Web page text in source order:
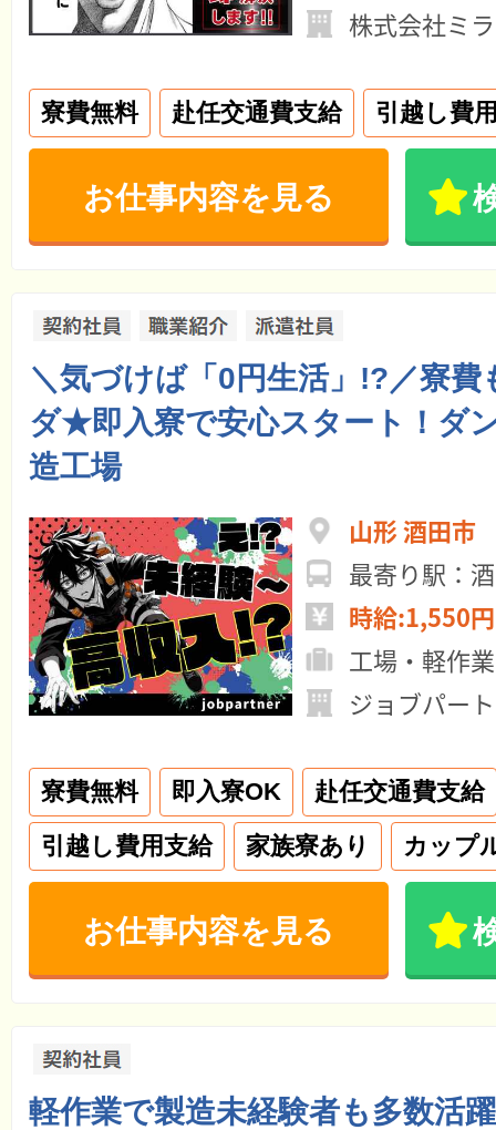
株式会社ミ
寮費無料 赴任交通費支給 引越し費
お仕事内容を見る
＼気づけば「0円生活」!?／寮費
ダ★即入寮で安心スタート！ダ
造工場
山形 酒田市
最寄り駅：
時給:1,550
工場・軽作業
ジョブパー
寮費無料 即入寮OK
赴任交通費支給
引越し費用支給
家族寮あり カップ
お仕事内容を見る
軽作業で製造未経験者も多数活